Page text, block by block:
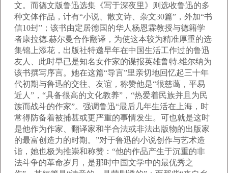
文。而德文版鲁迅选集《写于深夜里》则选收鲁迅的多
种文体作品，计有“小说、散文诗、杂文30篇”，外加“书
信10封”；该书由定居德国的华人杨恩霖教授与德籍学
者康拉德.赫尔曼合作翻译，为使这本较为精准厚重的选
集锦上添花，出版社特邀早年在中国生活工作过的鲁迅
友人、此时早已是知名女作家的谍报英雄鲁特.维尔纳为
该书撰写序言。她在这篇“导言”里亲切地回忆起三十年
代初期与鲁迅的交往、友谊，称赞他是“很慈蔼，平易
近人”，“具备很高的文化教养”，“热爱着民族并且为民
族而战斗的作家”。强调鲁迅“最后几年生活在上海，时
常得防备着被捕甚或更严重的事情发生。可也就是这时
是他作为作家、翻译家和半合法或非法出版物的出版家
的最富创造力的时期。”对于鲁迅的小说创作与艺术造
诣，她也极为推崇和称赞：“他的作品产生于沉重的非
法斗争的革命岁月，是那时中国文学中的最优秀之